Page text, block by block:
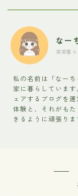
なー
実家暮
私の名前は「なー
家に暮らしていま
ェアするブログを
体験と、それがも
きるように頑張りま